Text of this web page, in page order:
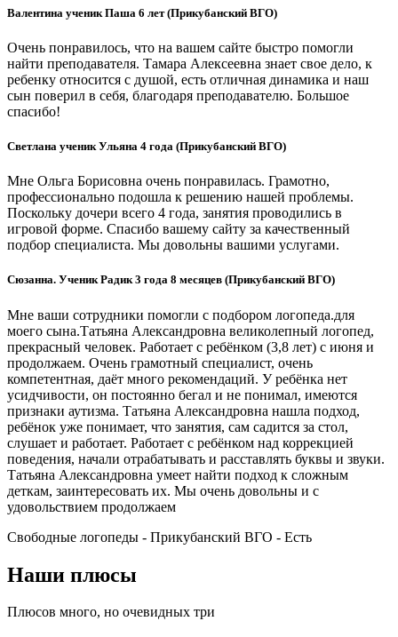
Валентина ученик Паша 6 лет (Прикубанский ВГО)
Очень понравилось, что на вашем сайте быстро помогли
найти преподавателя. Тамара Алексеевна знает свое дело, к
ребенку относится с душой, есть отличная динамика и наш
сын поверил в себя, благодаря преподавателю. Большое
спасибо!
Светлана ученик Ульяна 4 года (Прикубанский ВГО)
Мне Ольга Борисовна очень понравилась. Грамотно,
профессионально подошла к решению нашей проблемы.
Поскольку дочери всего 4 года, занятия проводились в
игровой форме. Спасибо вашему сайту за качественный
подбор специалиста. Мы довольны вашими услугами.
Сюзанна. Ученик Радик 3 года 8 месяцев (Прикубанский ВГО)
Мне ваши сотрудники помогли с подбором логопеда.для
моего сына.Татьяна Александровна великолепный логопед,
прекрасный человек. Работает с ребёнком (3,8 лет) с июня и
продолжаем. Очень грамотный специалист, очень
компетентная, даёт много рекомендаций. У ребёнка нет
усидчивости, он постоянно бегал и не понимал, имеются
признаки аутизма. Татьяна Александровна нашла подход,
ребёнок уже понимает, что занятия, сам садится за стол,
слушает и работает. Работает с ребёнком над коррекцией
поведения, начали отрабатывать и расставлять буквы и звуки.
Татьяна Александровна умеет найти подход к сложным
деткам, заинтересовать их. Мы очень довольны и с
удовольствием продолжаем
Свободные логопеды - Прикубанский ВГО - Есть
Наши плюсы
Плюсов много, но очевидных три